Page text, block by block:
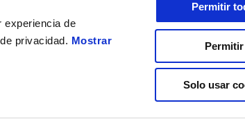
experiencia de
privacidad. Mostrar
Permitir
Solo usar
SELECCIONA TU